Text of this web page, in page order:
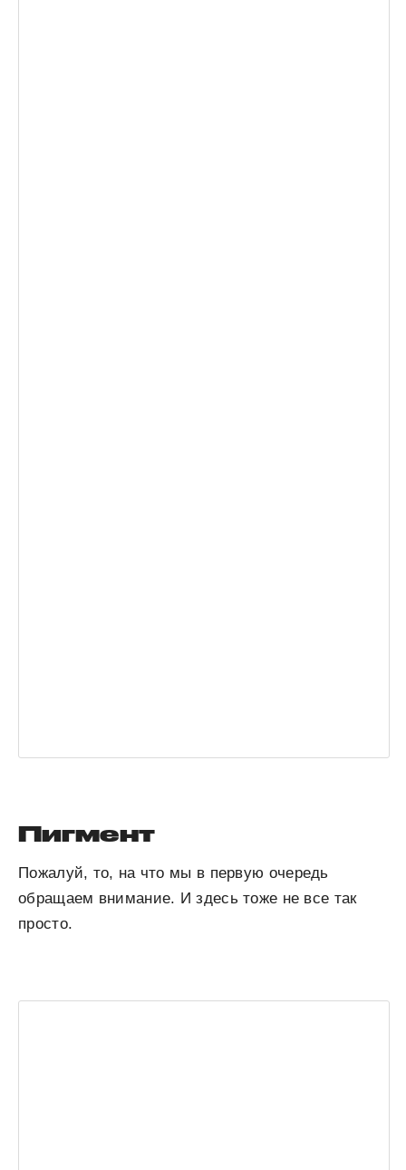
Пигмент
Пожалуй, то, на что мы в первую очередь
обращаем внимание. И здесь тоже не все так
просто.